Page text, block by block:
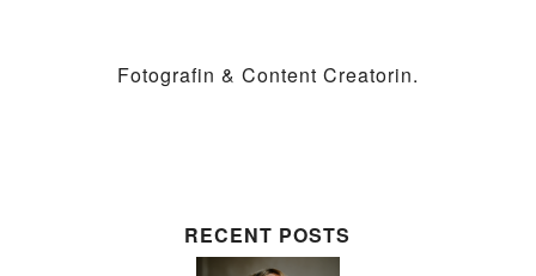
Fotografin & Content Creatorin.
RECENT POSTS